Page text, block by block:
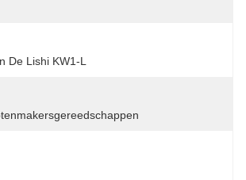
De Lishi KW1-L